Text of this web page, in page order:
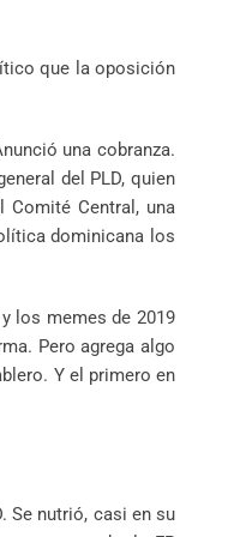
que la oposición
una cobranza.
del PLD, quien
Central, una
dominicana los
los memes de 2019
Pero agrega algo
Y el primero en
Se nutrió, casi en su